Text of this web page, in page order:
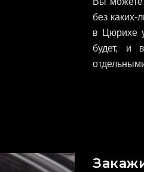
без
в Цюрихе
будет, и